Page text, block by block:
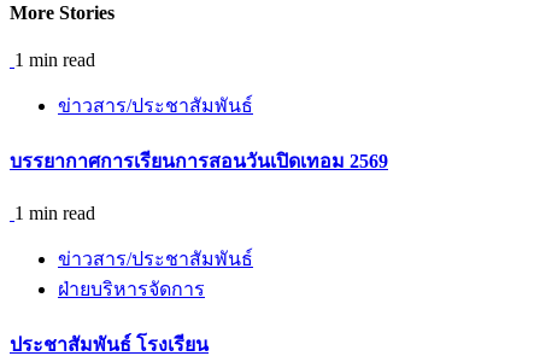
More Stories
1 min read
ข่าวสาร/ประชาสัมพันธ์
บรรยากาศการเรียนการสอนวันเปิดเทอม 2569
1 min read
ข่าวสาร/ประชาสัมพันธ์
ฝ่ายบริหารจัดการ
ประชาสัมพันธ์ โรงเรียน